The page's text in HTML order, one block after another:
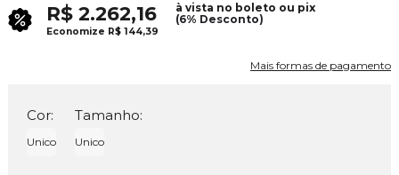
R$ 2.262,16
à vista no boleto ou pix
(6% Desconto)
Economize R$ 144,39
Mais formas de pagamento
Cor:
Unico
Tamanho:
Unico